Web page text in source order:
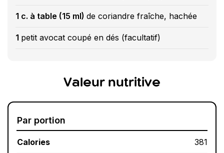
1 c. à table (15 ml) de coriandre fraîche, hachée
1 petit avocat coupé en dés (facultatif)
Valeur nutritive
Par portion
Calories 381